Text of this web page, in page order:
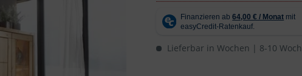
Lieferbar in Wochen | 8-10